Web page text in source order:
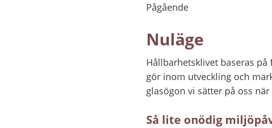
Pågående
Nuläge
Hållbarhetsklivet baseras
gör inom utveckling och
glasögon vi sätter på oss
Så lite onödig